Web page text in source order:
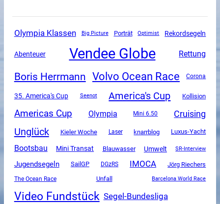
Olympia Klassen Big Picture Porträt Optimist Rekordsegeln
Abenteuer Vendee Globe Rettung
Boris Herrmann Volvo Ocean Race Corona
35. America's Cup Seenot America's Cup Kollision
Americas Cup Olympia Mini 6.50 Cruising
Unglück Kieler Woche Laser knarrblog Luxus-Yacht
Bootsbau Mini Transat Blauwasser Umwelt SR-Interview
Jugendsegeln SailGP DGzRS IMOCA Jörg Riechers
The Ocean Race Unfall Barcelona World Race
Video Fundstück Segel-Bundesliga